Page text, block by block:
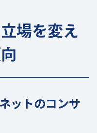
場を変え
ットのコンサ